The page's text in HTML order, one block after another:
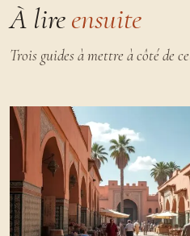
À lireensuite
Trois guides à mettre à côté de